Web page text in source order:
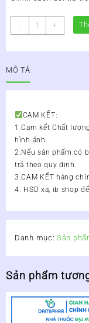
-
Podophyllin
Paint
-
Bôi
lượng
+
MÔ TẢ
CAM KẾT:
1.Cam kết Chất
hình ảnh.
2.Nếu sản phẩm có
trả theo quy định.
3.CAM KẾT hàng
4. HSD xa, ib shop
Danh mục: Sản
Sản phẩm